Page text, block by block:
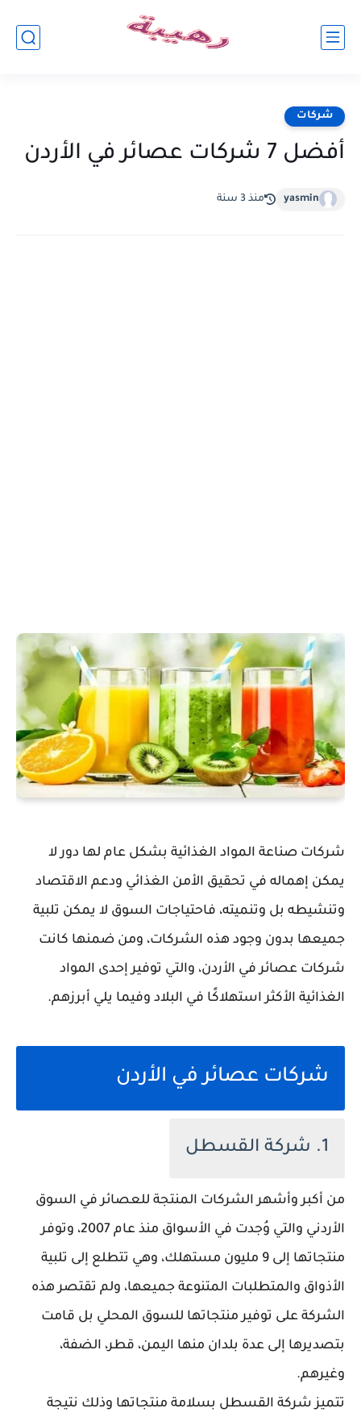
شركات
أفضل 7 شركات عصائر في الأردن
yasmin منذ 3 سنة
شركات صناعة المواد الغذائية بشكل عام لها دور لا
يمكن إهماله في تحقيق الأمن الغذائي ودعم الاقتصاد
وتنشيطه بل وتنميته، فاحتياجات السوق لا يمكن تلبية
جميعها بدون وجود هذه الشركات، ومن ضمنها كانت
شركات عصائر في الأردن، والتي توفير إحدى المواد
الغذائية الأكثر استهلاكًا في البلاد وفيما يلي أبرزهم.
شركات عصائر في الأردن
1. شركة القسطل
من أكبر وأشهر الشركات المنتجة للعصائر في السوق
الأردني والتي وُجدت في الأسواق منذ عام 2007، وتوفر
منتجاتها إلى 9 مليون مستهلك، وهي تتطلع إلى تلبية
الأذواق والمتطلبات المتنوعة جميعها، ولم تقتصر هذه
الشركة على توفير منتجاتها للسوق المحلي بل قامت
بتصديرها إلى عدة بلدان منها اليمن، قطر، الضفة،
وغيرهم.
تتميز شركة القسطل بسلامة منتجاتها وذلك نتيجة